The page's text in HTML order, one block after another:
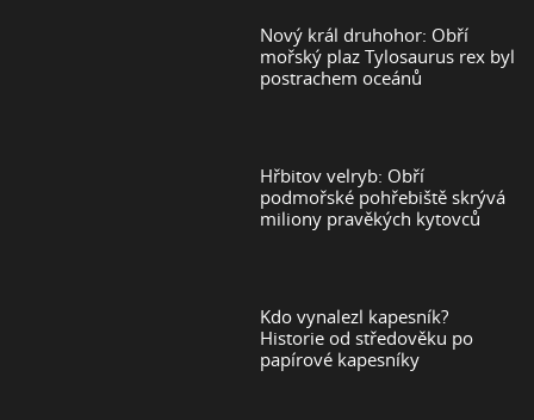
Nový král druhohor: Obří
mořský plaz Tylosaurus rex byl
postrachem oceánů
Hřbitov velryb: Obří
podmořské pohřebiště skrývá
miliony pravěkých kytovců
Kdo vynalezl kapesník?
Historie od středověku po
papírové kapesníky